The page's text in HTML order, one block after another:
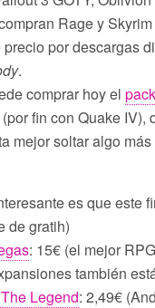
Rage y
precio por descargas
.
comprar hoy el
fin con Quake
mejor soltar algo
es que este
de gratih)
: 15€ (el mejor
también
Legend: 2,49€